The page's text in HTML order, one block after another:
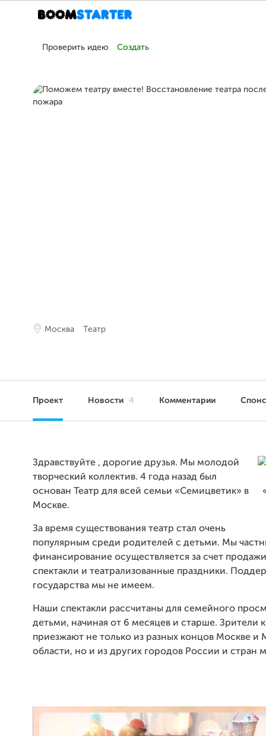
Проверить идею Создать
Москва Театр
Проект Новости 4 Комментарии
Здравствуйте , дорогие друзья. Мы молодой
творческий коллектив. 4 года назад был
основан Театр для всей семьи «Семицветик» в
Москве.
За время существования театр стал очень
популярным среди родителей с детьми. Мы
финансирование осуществляется за счет
спектакли и театрализованные праздники.
государства мы не имеем.
Наши спектакли рассчитаны для семейного
детьми, начиная от 6 месяцев и старше. Зрители
приезжают не только из разных концов Москве и
области, но и из других городов России и стран